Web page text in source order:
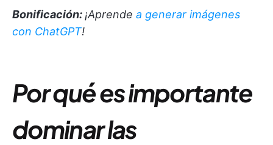
Bonificación: ¡Aprende a generar imágenes
con ChatGPT!
Por qué es importante
dominar las